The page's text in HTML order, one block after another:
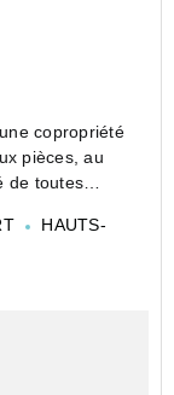
copropriété
pièces, au
de toutes
HAUTS-